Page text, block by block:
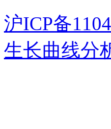
沪ICP备
生长曲线分